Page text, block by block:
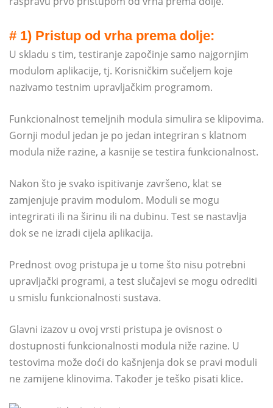
# 1) Pristup od vrha prema dolje:
U skladu s tim, testiranje započinje samo najgornjim
modulom aplikacije, tj. Korisničkim sučeljem koje
nazivamo testnim upravljačkim programom.
Funkcionalnost temeljnih modula simulira se klipovima.
Gornji modul jedan je po jedan integriran s klatnom
modula niže razine, a kasnije se testira funkcionalnost.
Nakon što je svako ispitivanje završeno, klat se
zamjenjuje pravim modulom. Moduli se mogu
integrirati ili na širinu ili na dubinu. Test se nastavlja
dok se ne izradi cijela aplikacija.
Prednost ovog pristupa je u tome što nisu potrebni
upravljački programi, a test slučajevi se mogu odrediti
u smislu funkcionalnosti sustava.
Glavni izazov u ovoj vrsti pristupa je ovisnost o
dostupnosti funkcionalnosti modula niže razine. U
testovima može doći do kašnjenja dok se pravi moduli
ne zamijene klinovima. Također je teško pisati klice.